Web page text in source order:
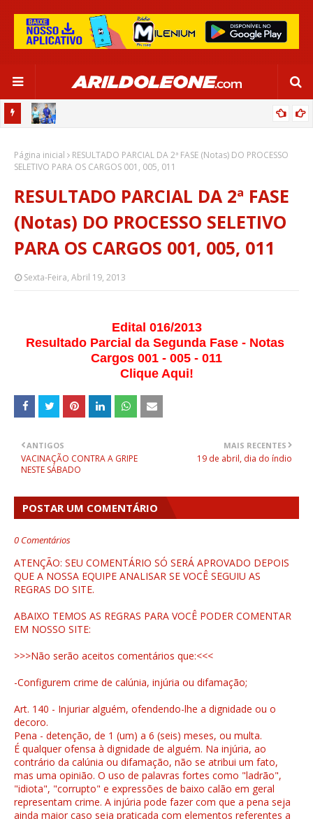
SALVADOR
Página inicial
RESULTADO PARCIAL DA 2ª FASE (Notas) DO PROCESSO
SELETIVO PARA OS CARGOS 001, 005, 011
RESULTADO PARCIAL DA 2ª FASE
(Notas) DO PROCESSO SELETIVO
PARA OS CARGOS 001, 005, 011
Sexta-Feira, Abril 19, 2013
Edital 016/2013
Resultado Parcial da Segunda Fase - Notas
Cargos 001 - 005 - 011
Clique Aqui!
MAIS RECENTES
19 de abril, dia do índio
ANTIGOS
VACINAÇÃO CONTRA A GRIPE
NESTE SÁBADO
POSTAR UM COMENTÁRIO
0 Comentários
ATENÇÃO: SEU COMENTÁRIO SÓ SERÁ APROVADO DEPOIS
QUE A NOSSA EQUIPE ANALISAR SE VOCÊ SEGUIU AS
REGRAS DO SITE.
ABAIXO TEMOS AS REGRAS PARA VOCÊ PODER COMENTAR
EM NOSSO SITE:
>>>Não serão aceitos comentários que:<<<
-Configurem crime de calúnia, injúria ou difamação;
Art. 140 - Injuriar alguém, ofendendo-lhe a dignidade ou o
decoro.
Pena - detenção, de 1 (um) a 6 (seis) meses, ou multa.
É qualquer ofensa à dignidade de alguém. Na injúria, ao
contrário da calúnia ou difamação, não se atribui um fato,
mas uma opinião. O uso de palavras fortes como "ladrão",
"idiota", "corrupto" e expressões de baixo calão em geral
representam crime. A injúria pode fazer com que a pena seja
ainda maior caso seja praticada com elementos referentes a